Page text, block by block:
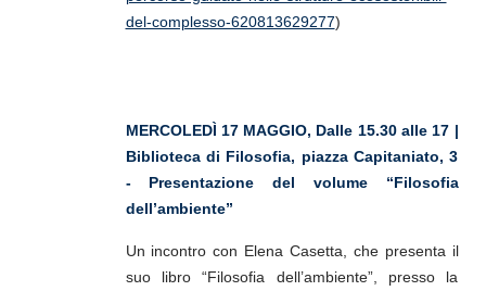
del-complesso-620813629277)
MERCOLEDÌ 17 MAGGIO, Dalle 15.30 alle 17 |
Biblioteca di Filosofia, piazza Capitaniato, 3
- Presentazione del volume “Filosofia
dell’ambiente”
Un incontro con Elena Casetta, che presenta il
suo libro “Filosofia dell’ambiente”, presso la